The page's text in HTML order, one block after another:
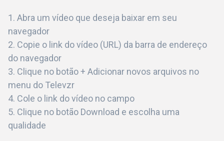
Abra um vídeo que deseja baixar em seu
navegador
Copie o link do vídeo (URL) da barra de endereço
do navegador
Clique no botão + Adicionar novos arquivos no
menu do Televzr
Cole o link do vídeo no campo
Clique no botão Download e escolha uma
qualidade